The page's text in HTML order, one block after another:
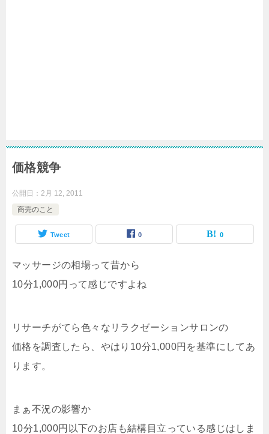
価格競争
公開日： 2月 12, 2011
商売のこと
Tweet 0 0
マッサージの相場って昔から
10分1,000円って感じですよね
リサーチがてら色々なリラクゼーションサロンの
価格を調査したら、やはり10分1,000円を基準にしてあ
ります。
まぁ不況の影響か
10分1,000円以下のお店も結構目立っている感じはしま